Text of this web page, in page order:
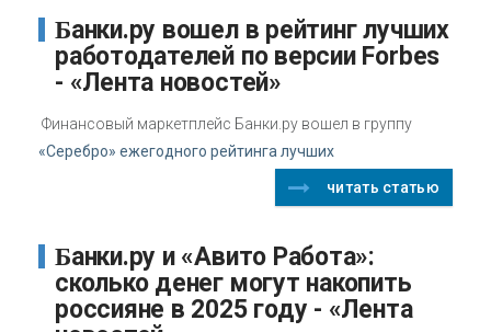
Банки.ру вошел в рейтинг лучших
работодателей по версии Forbes
- «Лента новостей»
Финансовый маркетплейс Банки.ру вошел в группу
«Серебро» ежегодного рейтинга лучших
читать статью
Банки.ру и «Авито Работа»:
сколько денег могут накопить
россияне в 2025 году - «Лента